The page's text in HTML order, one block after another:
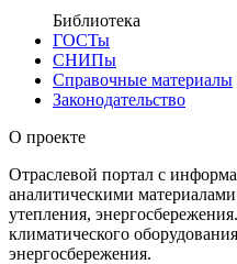
Библиотека
ГОСТы
СНИПы
Справочные материалы
Законодательство
О проекте
Отраслевой портал с
аналитическими
утепления,
климатического
энергосбережения.